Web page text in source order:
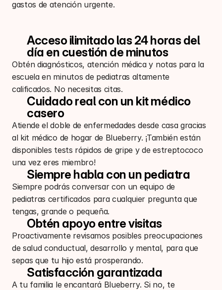
gastos de atención urgente.
Acceso ilimitado las 24 horas del
día en cuestión de minutos
Obtén diagnósticos, atención médica y notas para la
escuela en minutos de pediatras altamente
calificados. No necesitas citas.
Cuidado real con un kit médico
casero
Atiende el doble de enfermedades desde casa gracias
al kit médico de hogar de Blueberry. ¡También están
disponibles tests rápidos de gripe y de estreptococo
una vez eres miembro!
Siempre habla con un pediatra
Siempre podrás conversar con un equipo de
pediatras certificados para cualquier pregunta que
tengas, grande o pequeña.
Obtén apoyo entre visitas
Proactivamente revisamos posibles preocupaciones
de salud conductual, desarrollo y mental, para que
sepas que tu hijo está prosperando.
Satisfacción garantizada
A tu familia le encantará Blueberry. Si no, te